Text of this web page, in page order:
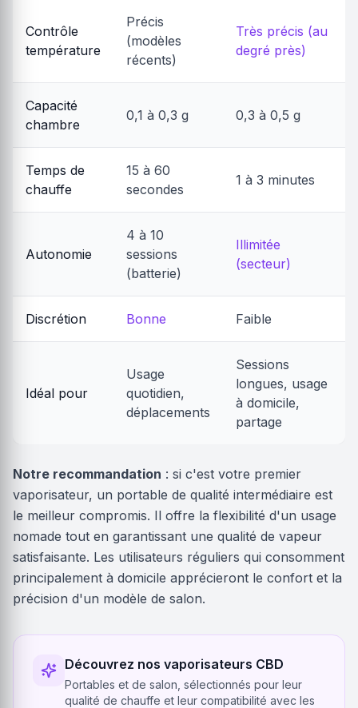
Contrôle
température
Précis
(modèles
récents)
Très précis (au
degré près)
Capacité
chambre
0,1 à 0,3 g 0,3 à 0,5 g
Temps de
chauffe
15 à 60
secondes
1 à 3 minutes
Autonomie
4 à 10
sessions
(batterie)
Illimitée
(secteur)
Discrétion Bonne Faible
Idéal pour
Usage
quotidien,
déplacements
Sessions
longues, usage
à domicile,
partage
Notre recommandation : si c'est votre premier
vaporisateur, un portable de qualité intermédiaire est
le meilleur compromis. Il offre la flexibilité d'un usage
nomade tout en garantissant une qualité de vapeur
satisfaisante. Les utilisateurs réguliers qui consomment
principalement à domicile apprécieront le confort et la
précision d'un modèle de salon.
Découvrez nos vaporisateurs CBD
Portables et de salon, sélectionnés pour leur
qualité de chauffe et leur compatibilité avec les